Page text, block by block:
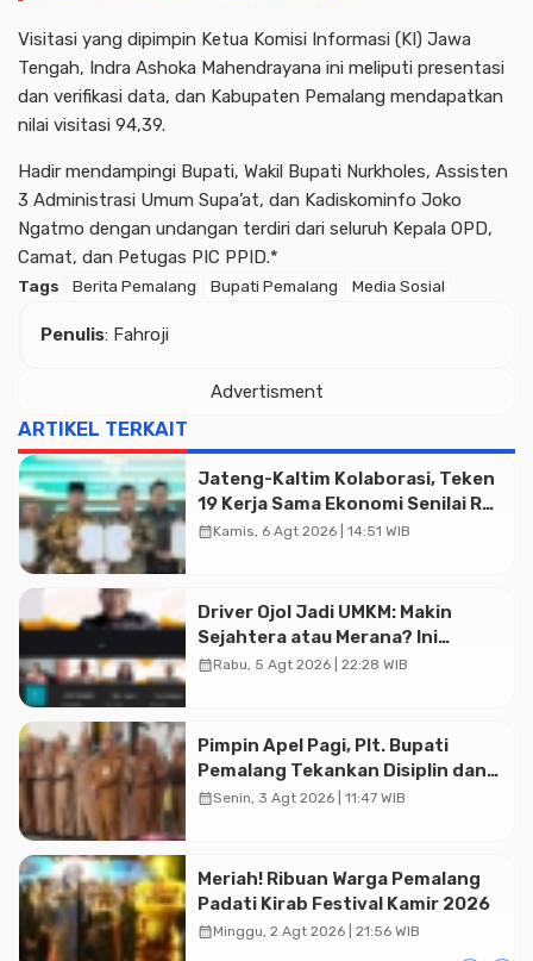
Visitasi yang dipimpin Ketua Komisi Informasi (KI) Jawa
Tengah, Indra Ashoka Mahendrayana ini meliputi presentasi
dan verifikasi data, dan Kabupaten Pemalang mendapatkan
nilai visitasi 94,39.
Hadir mendampingi Bupati, Wakil Bupati Nurkholes, Assisten
3 Administrasi Umum Supa’at, dan Kadiskominfo Joko
Ngatmo dengan undangan terdiri dari seluruh Kepala OPD,
Camat, dan Petugas PIC PPID.*
Tags Berita Pemalang Bupati Pemalang Media Sosial
Penulis: Fahroji
Advertisment
ARTIKEL TERKAIT
Jateng-Kaltim Kolaborasi, Teken
19 Kerja Sama Ekonomi Senilai Rp
20,2 Triliun
calendar_monthKamis, 6 Agt 2026 | 14:51 WIB
Driver Ojol Jadi UMKM: Makin
Sejahtera atau Merana? Ini
Temuan Diskusi Paramadina
calendar_monthRabu, 5 Agt 2026 | 22:28 WIB
Pimpin Apel Pagi, Plt. Bupati
Pemalang Tekankan Disiplin dan
Soliditas ASN untuk Pelayanan
calendar_monthSenin, 3 Agt 2026 | 11:47 WIB
Meriah! Ribuan Warga Pemalang
Padati Kirab Festival Kamir 2026
calendar_monthMinggu, 2 Agt 2026 | 21:56 WIB